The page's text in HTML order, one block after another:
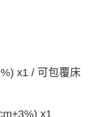
x1 / 可包覆床
x1